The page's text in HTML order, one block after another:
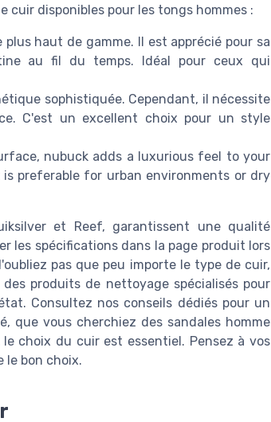
disponibles pour les tongs hommes :
haut de gamme. Il est apprécié pour sa
au fil du temps. Idéal pour ceux qui
sophistiquée. Cependant, il nécessite
C'est un excellent choix pour un style
nubuck adds a luxurious feel to your
preferable for urban environments or dry
et Reef, garantissent une qualité
les spécifications dans la page produit lors
pas que peu importe le type de cuir,
produits de nettoyage spécialisés pour
Consultez nos conseils dédiés pour un
que vous cherchiez des sandales homme
choix du cuir est essentiel. Pensez à vos
le bon choix.